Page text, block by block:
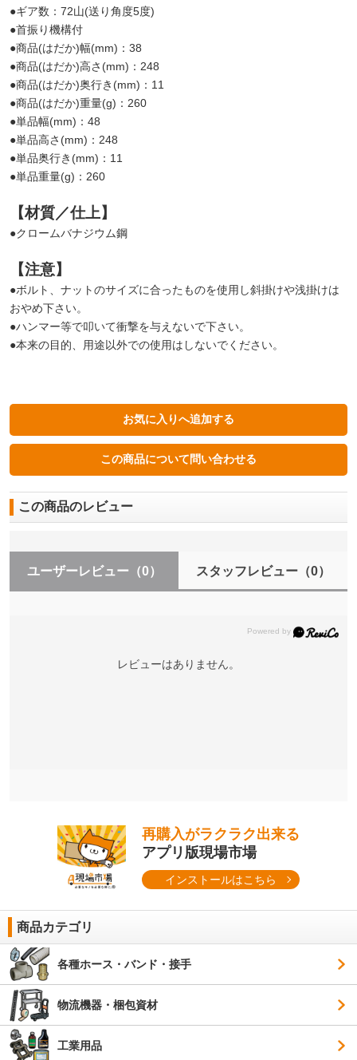
●ギア数：72山(送り角度5度)
●首振り機構付
●商品(はだか)幅(mm)：38
●商品(はだか)高さ(mm)：248
●商品(はだか)奥行き(mm)：11
●商品(はだか)重量(g)：260
●単品幅(mm)：48
●単品高さ(mm)：248
●単品奥行き(mm)：11
●単品重量(g)：260
【材質／仕上】
●クロームバナジウム鋼
【注意】
●ボルト、ナットのサイズに合ったものを使用し斜掛けや浅掛けは
おやめ下さい。
●ハンマー等で叩いて衝撃を与えないで下さい。
●本来の目的、用途以外での使用はしないでください。
この商品のレビュー
ユーザーレビュー （0） スタッフレビュー（0）
レビューはありません。
再購入がラクラク出来る
アプリ版現場市場
インストールはこちら
商品カテゴリ
各種ホース・バンド・接手
物流機器・梱包資材
工業用品